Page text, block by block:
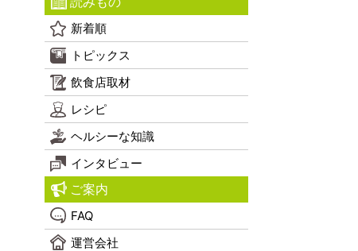
新着順
トピックス
飲食店取材
レシピ
ヘルシーな知識
インタビュー
ご案内
FAQ
運営会社